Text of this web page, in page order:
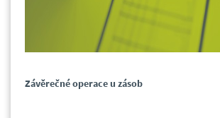
Závěrečné operace u zásob